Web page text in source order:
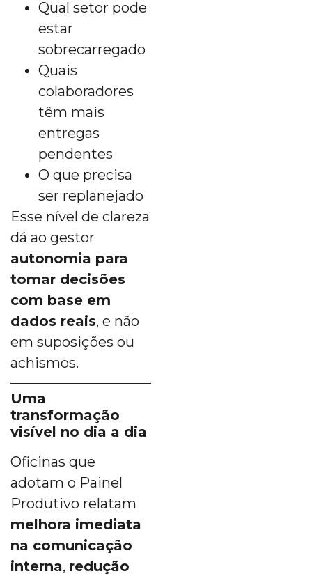
Qual setor pode
estar
sobrecarregado
Quais
colaboradores
têm mais
entregas
pendentes
O que precisa
ser replanejado
Esse nível de clareza
dá ao gestor
autonomia para
tomar decisões
com base em
dados reais, e não
em suposições ou
achismos.
Uma
transformação
visível no dia a dia
Oficinas que
adotam o Painel
Produtivo relatam
melhora imediata
na comunicação
interna, redução